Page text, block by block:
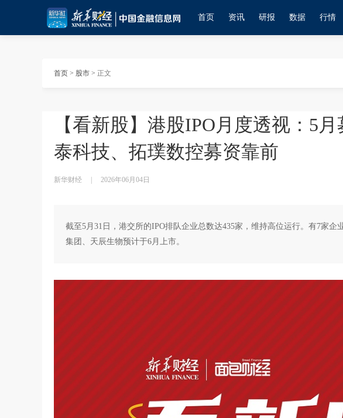
首页 资讯 研报 数据 行情
首页 > 股市 > 正文
【看新股】港股IPO月度透视：5
泰科技、拓璞数控募资靠前
新华财经 2026年06月04日
截至5月31日，港交所的IPO排队企业总数达435家，维持高位运行。有7家
集团、天辰生物预计于6月上市。